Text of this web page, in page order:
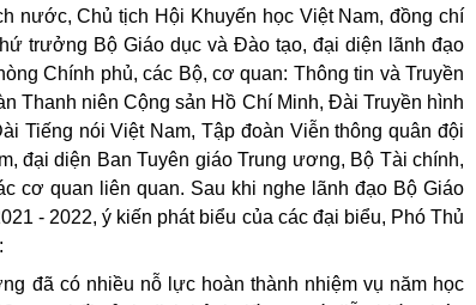
nước, Chủ tịch Hội Khuyến học Việt Nam, đồng chí
trưởng Bộ Giáo dục và Đào tạo, đại diện lãnh đạo
Chính phủ, các Bộ, cơ quan: Thông tin và Truyền
Thanh niên Cộng sản Hồ Chí Minh, Đài Truyền hình
Tiếng nói Việt Nam, Tập đoàn Viễn thông quân đội
đại diện Ban Tuyên giáo Trung ương, Bộ Tài chính,
cơ quan liên quan. Sau khi nghe lãnh đạo Bộ Giáo
- 2022, ý kiến phát biểu của các đại biểu, Phó Thủ
đã có nhiều nỗ lực hoàn thành nhiệm vụ năm học